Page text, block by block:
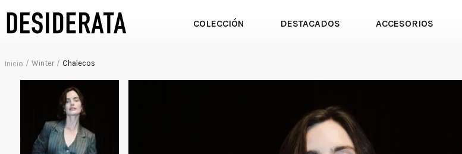
COLECCIÓN DESTACADOS ACCESORIOS
Winter Chalecos